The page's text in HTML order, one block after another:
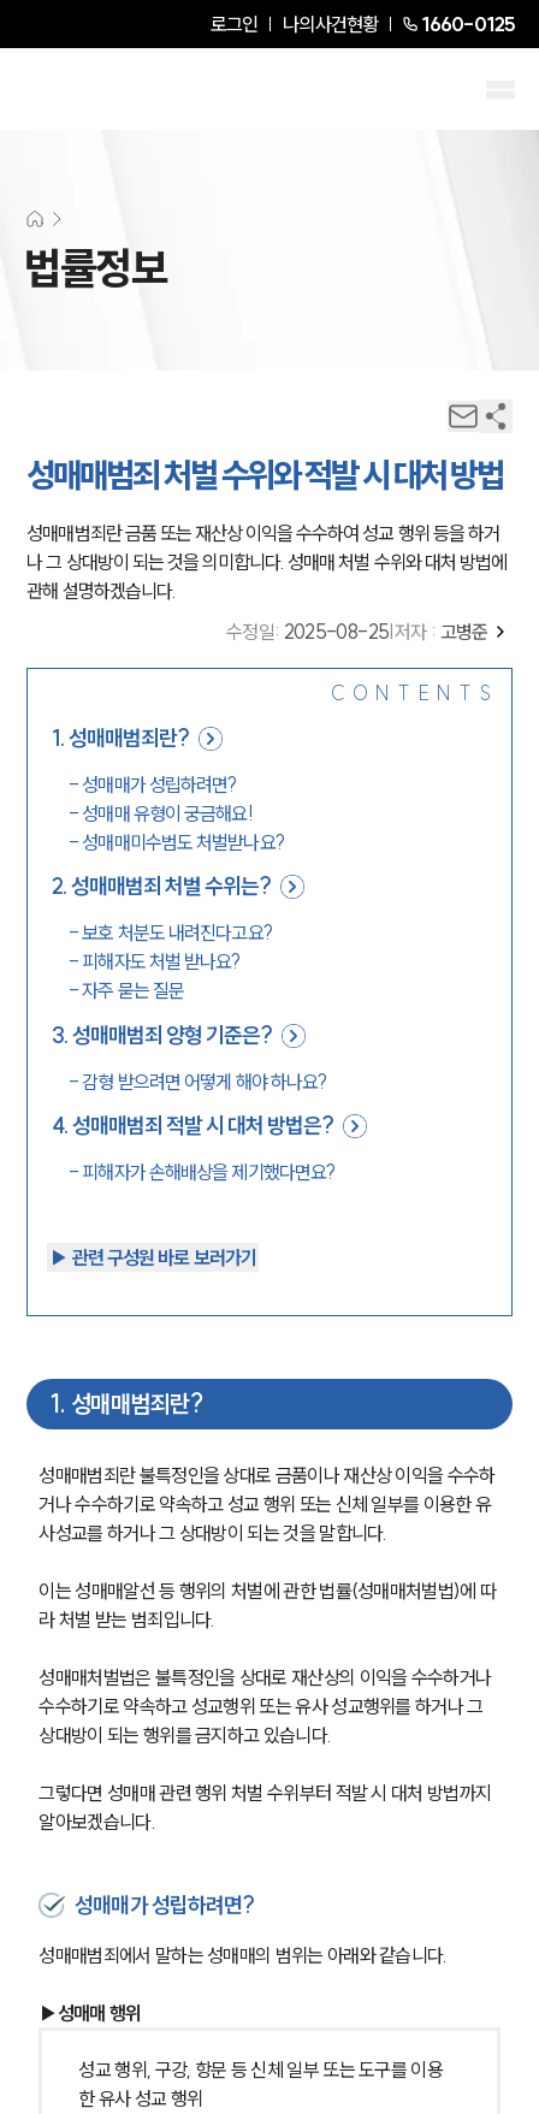
로그인 나의사건현황 1660-0125
법률정보
성매매범죄 처벌 수위와 적발 시 대처 방법
성매매범죄란 금품 또는 재산상 이익을 수수하여 성교 행위 등을 하거
나 그 상대방이 되는 것을 의미합니다. 성매매 처벌 수위와 대처 방법에
관해 설명하겠습니다.
수정일: 2025-08-25 저자 : 고병준
CONTENTS
1.성매매범죄란?
- 성매매가 성립하려면?
- 성매매 유형이 궁금해요!
- 성매매미수범도 처벌받나요?
2.성매매범죄 처벌 수위는?
-보호 처분도 내려진다고요?
- 피해자도 처벌 받나요?
-자주 묻는 질문
3.성매매범죄 양형 기준은?
- 감형 받으려면 어떻게 해야 하나요?
4.성매매범죄 적발 시 대처 방법은?
- 피해자가 손해배상을 제기했다면요?
▶︎ 관련 구성원 바로 보러가기
1. 성매매범죄란?
성매매범죄란 불특정인을 상대로 금품이나 재산상 이익을 수수하
거나 수수하기로 약속하고 성교 행위 또는 신체 일부를 이용한 유
사성교를 하거나 그 상대방이 되는 것을 말합니다.
이는 성매매알선 등 행위의 처벌에 관한 법률(성매매처벌법)에 따
라 처벌 받는 범죄입니다.
성매매처벌법은 불특정인을 상대로 재산상의 이익을 수수하거나
수수하기로 약속하고 성교행위 또는 유사 성교행위를 하거나 그
상대방이 되는 행위를 금지하고 있습니다.
그렇다면 성매매 관련 행위 처벌 수위부터 적발 시 대처 방법까지
알아보겠습니다.
성매매가 성립하려면?
성매매범죄에서 말하는 성매매의 범위는 아래와 같습니다.
▶성매매 행위
성교 행위, 구강, 항문 등 신체 일부 또는 도구를 이용
한 유사 성교 행위